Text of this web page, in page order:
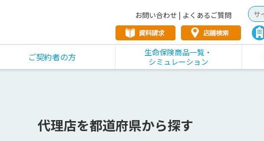
お問い合わせ | よくあるご質問
ご契約者の方
生命保険商品一覧・
シミュレーション
代理店を都道府県から探す